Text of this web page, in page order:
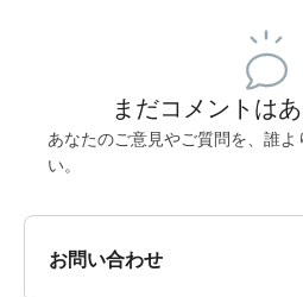
投稿するためにサイ
まだコメントはあ
あなたのご意見やご質問を、誰
い。
お問い合わせ